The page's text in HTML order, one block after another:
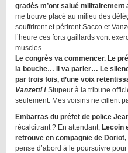
gradés m’ont salué militairement
me trouve placé au milieu des
souffrirent et périrent Sacco et
l’heure ces forts gaillards vont
muscles.
Le congrès va commencer. Le
la bouche… Il va parler… Le
par trois fois, d’une voix
Vanzetti ! Stupeur à la tribune
seulement. Mes voisins ne cillent
Embarras du préfet de police
récalcitrant ? En attendant, Lecoin
retrouve en compagnie de
pense d’abord à le poursuivre